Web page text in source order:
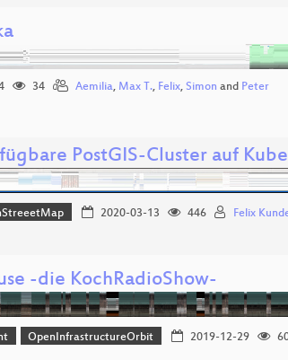
34 Aemilia, Max T., Felix, Simon and Peter
PostGIS-Cluster auf
2020-03-13 446 Felix
-die KochRadioShow-
OpenInfrastructureOrbit 2019-12-29